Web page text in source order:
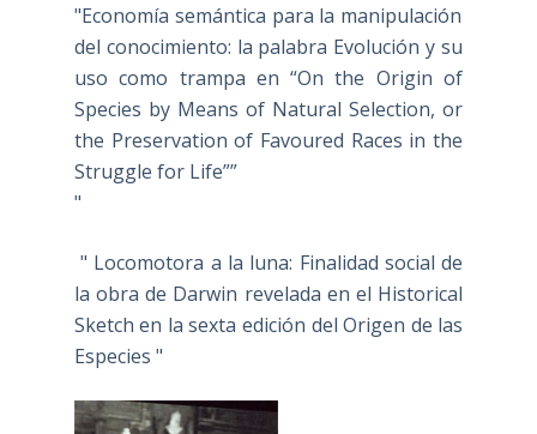
"Economía semántica para la manipulación
del conocimiento: la palabra Evolución y su
uso como trampa en “On the Origin of
Species by Means of Natural Selection, or
the Preservation of Favoured Races in the
Struggle for Life””
"
" Locomotora a la luna: Finalidad social de
la obra de Darwin revelada en el Historical
Sketch en la sexta edición del Origen de las
Especies "